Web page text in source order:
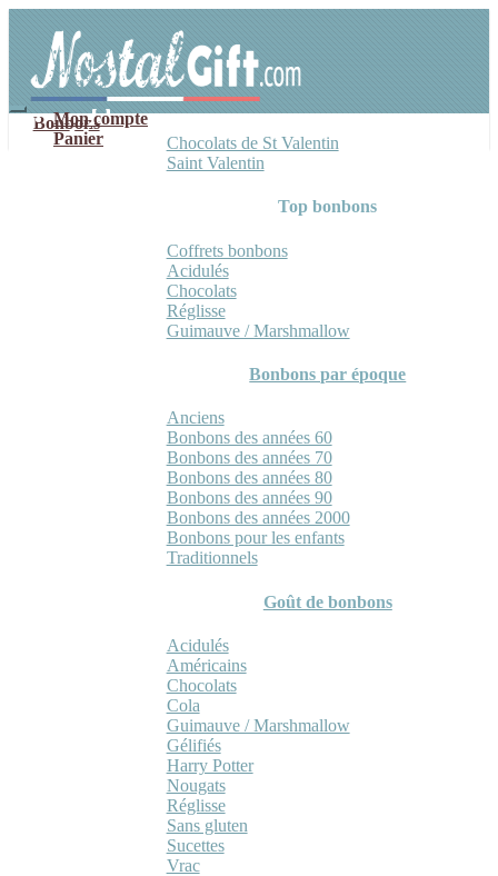
navigation
contenu
Mon compte
Panier
Bonbons
Chocolats de St Valentin
Saint Valentin
Top bonbons
Coffrets bonbons
Acidulés
Chocolats
Réglisse
Guimauve / Marshmallow
Bonbons par époque
Anciens
Bonbons des années 60
Bonbons des années 70
Bonbons des années 80
Bonbons des années 90
Bonbons des années 2000
Bonbons pour les enfants
Traditionnels
Goût de bonbons
Acidulés
Américains
Chocolats
Cola
Guimauve / Marshmallow
Gélifiés
Harry Potter
Nougats
Réglisse
Sans gluten
Sucettes
Vrac